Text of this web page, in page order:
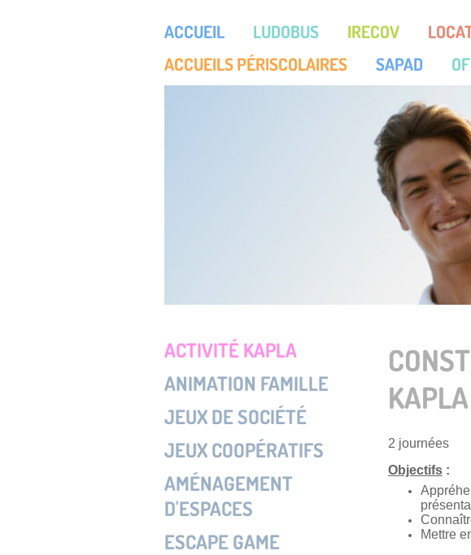
ACCUEIL LUDOBUS IRECOV
ACCUEILS PÉRISCOLAIRES
SAPAD
ACTIVITÉ KAPLA
ANIMATION FAMILLE
JEUX DE SOCIÉTÉ
JEUX COOPÉRATIFS
AMÉNAGEMENT
D'ESPACES
ESCAPE GAME
KAPLA
2 journées
Objectifs :
Mettre